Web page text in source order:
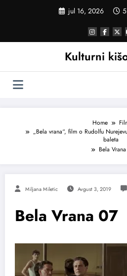
jul 16, 2026
Kulturni
Home
„Bela vrana“, film o Rudolfu
baleta
Bela
Miljana Miletic Avgust 3, 2019
Bela Vrana 07